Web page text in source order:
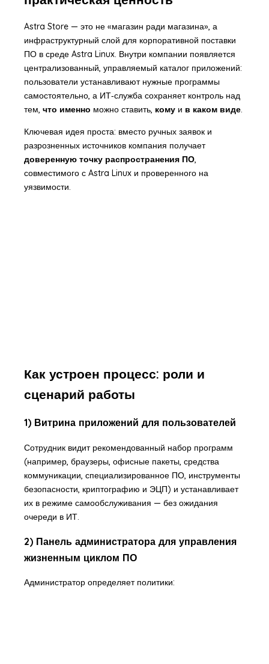
Astra Store — это не «магазин ради магазина», а
инфраструктурный слой для корпоративной поставки
ПО в среде Astra Linux. Внутри компании появляется
централизованный, управляемый каталог приложений:
пользователи устанавливают нужные программы
самостоятельно, а ИТ‑служба сохраняет контроль над
тем, что именно можно ставить, комуи в каком виде.
Ключевая идея проста: вместо ручных заявок и
разрозненных источников компания получает
доверенную точку распространения ПО,
совместимого с Astra Linux и проверенного на
уязвимости.
Как устроен процесс: роли и
сценарий работы
1) Витрина приложений для пользователей
Сотрудник видит рекомендованный набор программ
(например, браузеры, офисные пакеты, средства
коммуникации, специализированное ПО, инструменты
безопасности, криптографию и ЭЦП) и устанавливает
их в режиме самообслуживания — без ожидания
очереди в ИТ.
2) Панель администратора для управления
жизненным циклом ПО
Администратор определяет политики: